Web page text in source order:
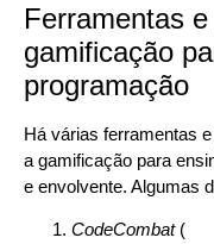
Ferramentas
gamificação
programação
Há várias ferramentas
a gamificação para
e envolvente. Algumas
CodeCombat(